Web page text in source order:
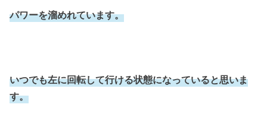
パワーを溜めれています。
いつでも左に回転して行ける状態になっていると思いま
す。